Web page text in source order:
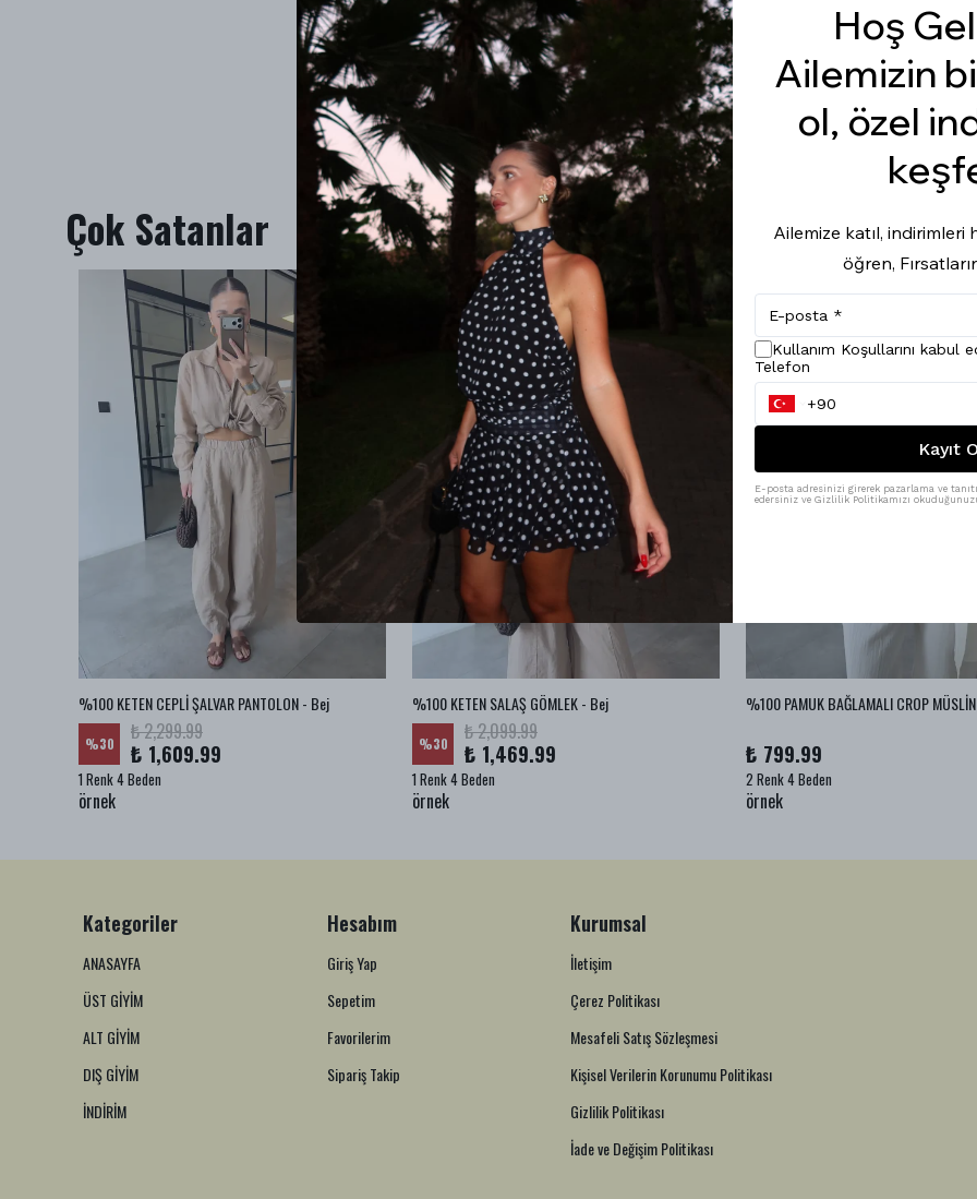
Çok Satanlar
%100 KETEN CEPLİ ŞALVAR PANTOLON - Bej
%30 ₺ 2,299.99
₺ 1,609.99
1 Renk 4 Beden
örnek
%100 KETEN SALAŞ GÖMLEK - Bej
%30 ₺ 2,099.99
₺ 1,469.99
1 Renk 4 Beden
örnek
₺ 799.99
2 Renk 4 Beden
örnek
Kategoriler
ANASAYFA
ÜST GİYİM
ALT GİYİM
DIŞ GİYİM
İNDİRİM
Hesabım
Giriş Yap
Sepetim
Favorilerim
Sipariş Takip
Kurumsal
İletişim
Çerez Politikası
Mesafeli Satış Sözleşmesi
Kişisel Verilerin Korunumu Politikası
Gizlilik Politikası
İade ve Değişim Politikası
Hoş
Ailemizin
ol, özel
Ailemize katıl, indirimleri
öğren,
Kullanım Koşullarını kabul
Telefon
Kayıt
E-posta adresinizi girerek pazarlama ve
edersiniz ve Gizlilik Politikamızı